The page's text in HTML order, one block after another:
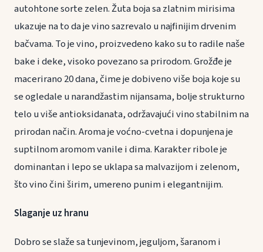
autohtone sorte zelen. Žuta boja sa zlatnim mirisima
ukazuje na to da je vino sazrevalo u najfinijim drvenim
bačvama. To je vino, proizvedeno kako su to radile naše
bake i deke, visoko povezano sa prirodom. Grožđe je
macerirano 20 dana, čime je dobiveno više boja koje su
se ogledale u narandžastim nijansama, bolje strukturno
telo u više antioksidanata, održavajući vino stabilnim na
prirodan način. Aroma je voćno-cvetna i dopunjena je
suptilnom aromom vanile i dima. Karakter ribole je
dominantan i lepo se uklapa sa malvazijom i zelenom,
što vino čini širim, umereno punim i elegantnijim.
Slaganje uz hranu
Dobro se slaže sa tunjevinom, jeguljom, šaranom i